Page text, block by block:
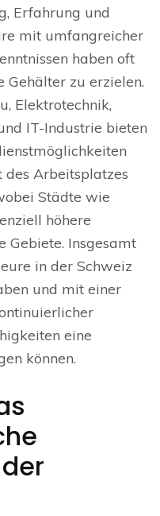
Erfahrung und
mit umfangreicher
haben oft
Gehälter zu erzielen.
Elektrotechnik,
IT-Industrie bieten
Arbeitsplatzes
Städte wie
höhere
Gebiete. Insgesamt
in der Schweiz
und mit einer
eine
können.